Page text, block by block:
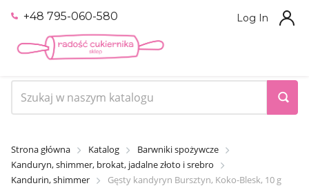
+48 795-060-580 Log In
Strona główna Katalog
Barwniki spożywcze
Kanduryn, shimmer, brokat, jadalne złoto i srebro
Kandurin, shimmer
Gęsty kandyryn Bursztyn, Koko-Blesk, 10 g